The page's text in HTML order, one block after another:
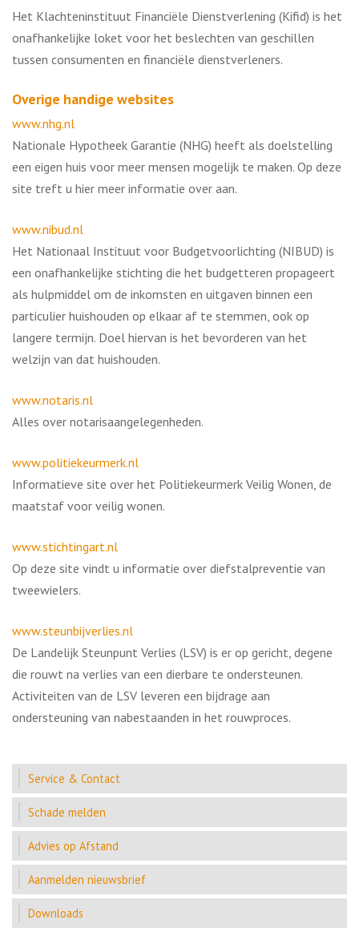
Het Klachteninstituut Financiële Dienstverlening (Kifid) is het
onafhankelijke loket voor het beslechten van geschillen
tussen consumenten en financiële dienstverleners.
Overige handige websites
www.nhg.nl
Nationale Hypotheek Garantie (NHG) heeft als doelstelling
een eigen huis voor meer mensen mogelijk te maken. Op deze
site treft u hier meer informatie over aan.
www.nibud.nl
Het Nationaal Instituut voor Budgetvoorlichting (NIBUD) is
een onafhankelijke stichting die het budgetteren propageert
als hulpmiddel om de inkomsten en uitgaven binnen een
particulier huishouden op elkaar af te stemmen, ook op
langere termijn. Doel hiervan is het bevorderen van het
welzijn van dat huishouden.
www.notaris.nl
Alles over notarisaangelegenheden.
www.politiekeurmerk.nl
Informatieve site over het Politiekeurmerk Veilig Wonen, de
maatstaf voor veilig wonen.
www.stichtingart.nl
Op deze site vindt u informatie over diefstalpreventie van
tweewielers.
www.steunbijverlies.nl
De Landelijk Steunpunt Verlies (LSV) is er op gericht, degene
die rouwt na verlies van een dierbare te ondersteunen.
Activiteiten van de LSV leveren een bijdrage aan
ondersteuning van nabestaanden in het rouwproces.
Service & Contact
Schade melden
Advies op Afstand
Aanmelden nieuwsbrief
Downloads